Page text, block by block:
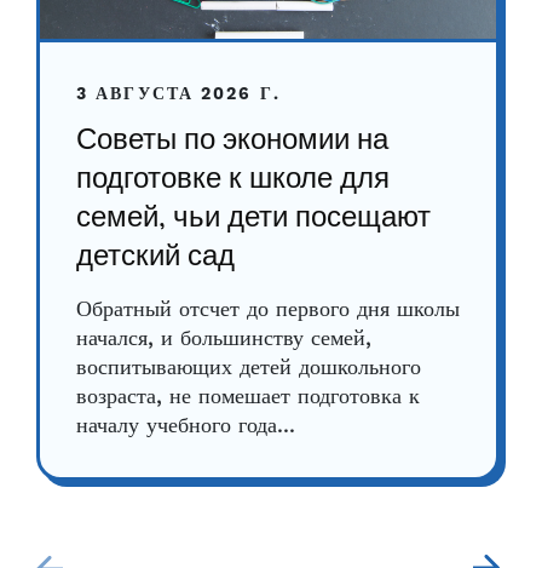
3 АВГУСТА 2026 Г.
Советы по экономии на
подготовке к школе для
семей, чьи дети посещают
детский сад
Обратный отсчет до первого дня школы
начался, и большинству семей,
воспитывающих детей дошкольного
возраста, не помешает подготовка к
началу учебного года...